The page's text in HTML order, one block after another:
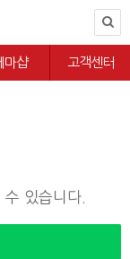
마샵 고객센터
있습니다.